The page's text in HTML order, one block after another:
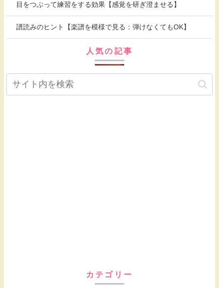
目をつぶって練習をする効果【感覚を研ぎ澄ませる】
譜読みのヒント【楽譜を模様で見る：弾けなくてもOK】
人気の記事
カテゴリー